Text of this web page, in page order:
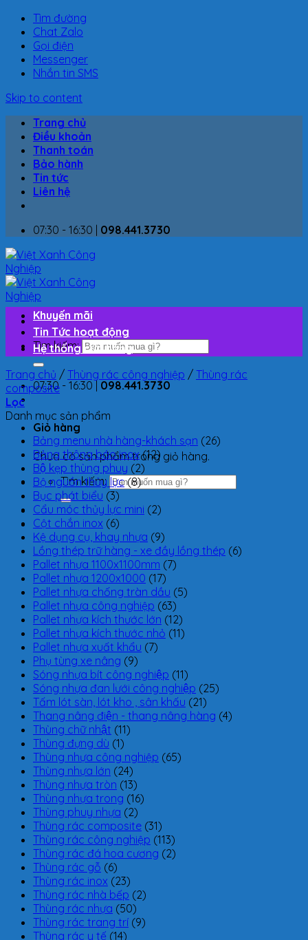
Tìm đường
Chat Zalo
Gọi điện
Messenger
Nhắn tin SMS
Skip to content
Trang chủ
Điều khoản
Thanh toán
Bảo hành
Tin tức
Liên hệ
07:30 - 16:30 | 098.441.3730
Tìm kiếm:
07:30 - 16:30 | 098.441.3730
Giỏ hàng
Chưa có sản phẩm trong giỏ hàng.
Tìm kiếm:
Khuyến mãi
Tin Tức hoạt động
Hệ thống cửa hàng
Trang chủ / Thùng rác công nghiệp / Thùng rác
composite
Lọc
Danh mục sản phẩm
Bảng menu nhà hàng-khách sạn (26)
Bảng thông báo inox (12)
Bộ kẹp thùng phuy (2)
Bộ nguồn thủy lực (8)
Bục phát biểu (3)
Cẩu móc thủy lực mini (2)
Cột chắn inox (6)
Kệ dụng cụ, khay nhựa (9)
Lồng thép trữ hàng - xe đầy lồng thép (6)
Pallet nhựa 1100x1100mm (7)
Pallet nhựa 1200x1000 (17)
Pallet nhựa chống tràn dầu (5)
Pallet nhựa công nghiệp (63)
Pallet nhựa kích thước lớn (12)
Pallet nhựa kích thước nhỏ (11)
Pallet nhựa xuất khẩu (7)
Phụ tùng xe nâng (9)
Sóng nhựa bít công nghiệp (11)
Sóng nhựa đan lưới công nghiệp (25)
Tấm lót sàn, lót kho , sân khấu (21)
Thang nâng điện - thang nâng hàng (4)
Thùng chữ nhật (11)
Thùng đựng dù (1)
Thùng nhựa công nghiệp (65)
Thùng nhựa lớn (24)
Thùng nhựa tròn (13)
Thùng nhựa trong (16)
Thùng phuy nhựa (2)
Thùng rác composite (31)
Thùng rác công nghiệp (113)
Thùng rác đá hoa cương (2)
Thùng rác gỗ (6)
Thùng rác inox (23)
Thùng rác nhà bếp (2)
Thùng rác nhựa (50)
Thùng rác trang trí (9)
Thùng rác y tế (14)